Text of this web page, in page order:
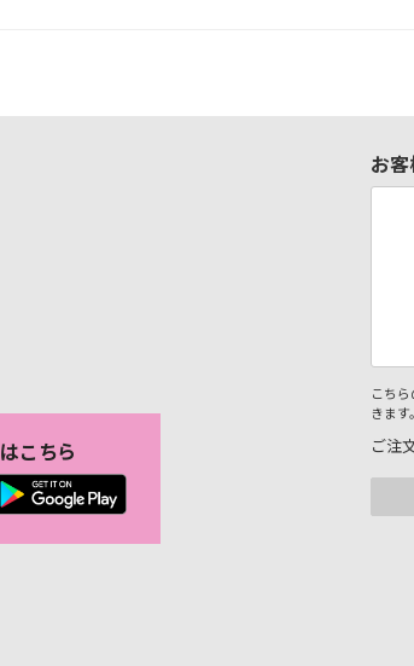
こちら
お
こち
きます
ご注